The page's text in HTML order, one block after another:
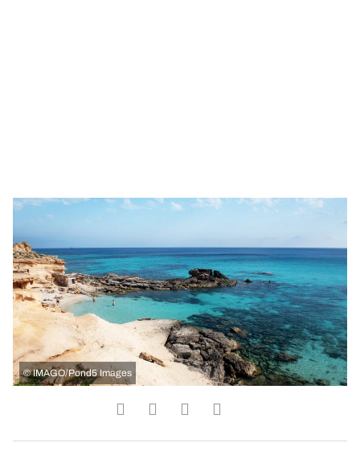
© IMAGO/Pond5 Images